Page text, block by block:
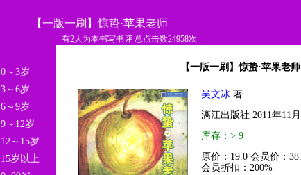
【一版一刷】惊蛰·苹果老师
有2人为本书写书评 总点击数24958次
0～3岁
3～6岁
6～9岁
9～12岁
12～15岁
15岁以上
【一版一刷】惊蛰·苹果老师
吴文冰 著
漓江出版社 2011年11
库存：> 9
原价：19.0 会员价：
会员折扣：200%